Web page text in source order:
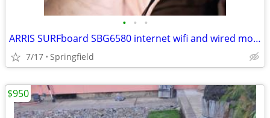
• • •
ARRIS SURFboard SBG6580 internet wifi and wired modem
7/17 Springfield
$950